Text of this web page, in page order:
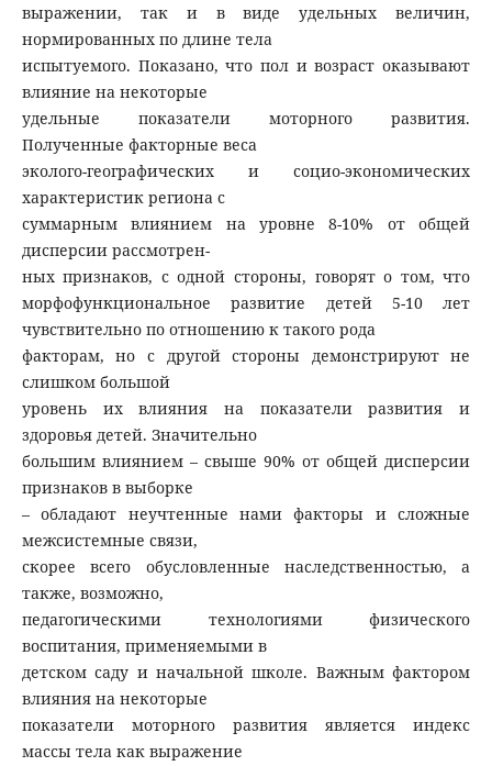
выражении, так и в виде удельных величин,
нормированных по длине тела
испытуемого. Показано, что пол и возраст оказывают
влияние на некоторые
удельные показатели моторного развития.
Полученные факторные веса
эколого-географических и социо-экономических
характеристик региона с
суммарным влиянием на уровне 8-10% от общей
дисперсии рассмотрен-
ных признаков, с одной стороны, говорят о том, что
морфофункциональное развитие детей 5-10 лет
чувствительно по отношению к такого рода
факторам, но с другой стороны демонстрируют не
слишком большой
уровень их влияния на показатели развития и
здоровья детей. Значительно
большим влиянием – свыше 90% от общей дисперсии
признаков в выборке
– обладают неучтенные нами факторы и сложные
межсистемные связи,
скорее всего обусловленные наследственностью, а
также, возможно,
педагогическими технологиями физического
воспитания, применяемыми в
детском саду и начальной школе. Важным фактором
влияния на некоторые
показатели моторного развития является индекс
массы тела как выражение